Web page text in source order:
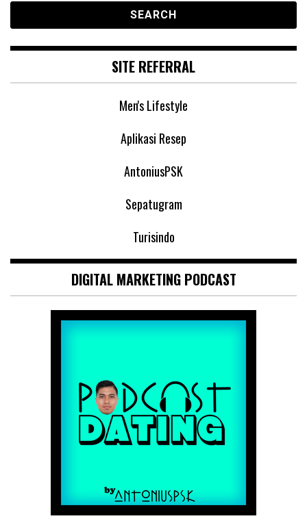
SITE REFERRAL
Men's Lifestyle
Aplikasi Resep
AntoniusPSK
Sepatugram
Turisindo
DIGITAL MARKETING PODCAST